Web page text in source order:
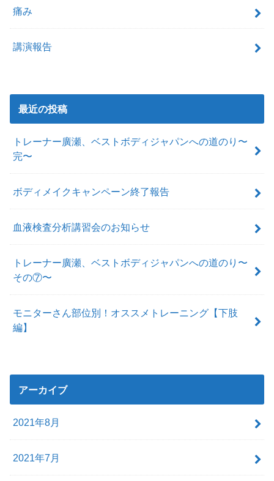
痛み
講演報告
最近の投稿
トレーナー廣瀬、ベストボディジャパンへの道のり〜
完〜
ボディメイクキャンペーン終了報告
血液検査分析講習会のお知らせ
トレーナー廣瀬、ベストボディジャパンへの道のり〜
その⑦〜
モニターさん部位別！オススメトレーニング【下肢
編】
アーカイブ
2021年8月
2021年7月